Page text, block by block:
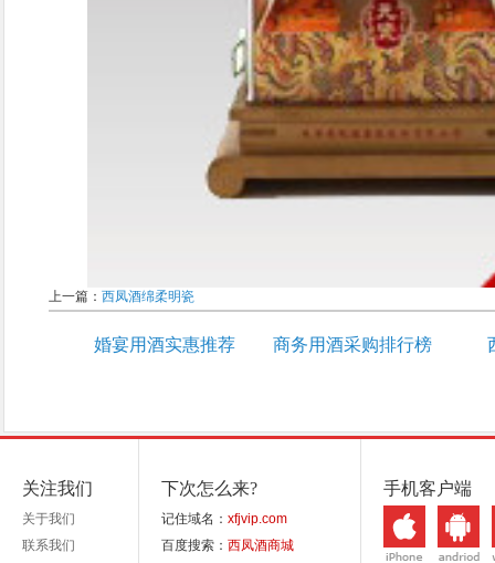
上一篇： 西凤酒绵柔明瓷
婚宴用酒实惠推荐 商务用酒采购排行榜
关注我们
关于我们
联系我们
下次怎么来?
记住域名： xfjvip.com
百度搜索： 西凤酒商城
手机客户端